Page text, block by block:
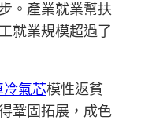
。產業就業幫扶
就業規模超過了
冷氣芯模性返貧
鞏固拓展，成色